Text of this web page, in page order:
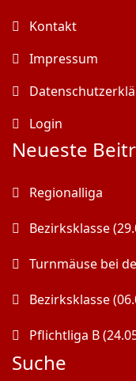
Kontakt
Impressum
Login
Neueste
Regionalliga
Bezirksklasse
Turnmäuse bei
Bezirksklasse
Pflichtliga B
Suche